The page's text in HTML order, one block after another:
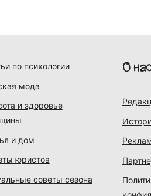
по психологии
мода
и здоровье
и дом
юристов
советы сезона
О